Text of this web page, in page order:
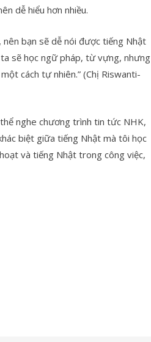
dễ hiểu hơn nhiều.
bạn sẽ dễ nói được tiếng Nhật
sẽ học ngữ pháp, từ vựng, nhưng
cách tự nhiên.” (Chị Riswanti-
nghe chương trình tin tức NHK,
biệt giữa tiếng Nhật mà tôi học
và tiếng Nhật trong công việc,